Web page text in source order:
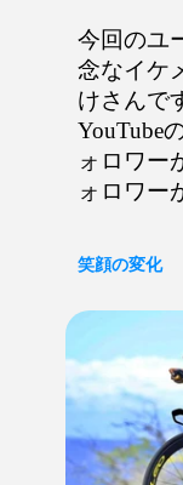
今回のユ
念なイケ
けさんで
YouTube
ォロワー
ォロワー
ついつい
数多く出
すが、自
サーとし
る大企業
笑顔の変化